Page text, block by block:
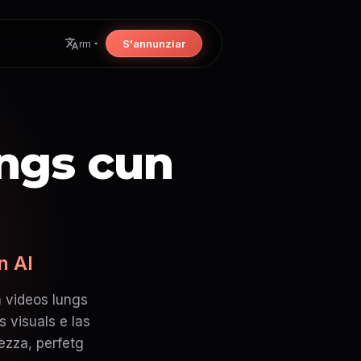
rm S'annunziar
cun
AI
videos lungs
visuals e las
perfetg